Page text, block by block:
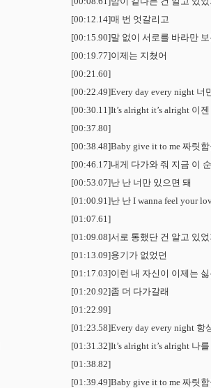
[00:12.14]매 번 엇갈리고
[00:15.90]말 없이 서로를 바라만
[00:19.77]이제는 지쳤어
[00:21.60]
[00:22.49]Every day every night 너
[00:30.11]It’s alright it’s alright 이
[00:37.80]
[00:38.48]Baby give it to me 짜릿
[00:46.17]내게 다가와 줘 지금 이
[00:53.07]난 난 너만 있으면 돼
[01:00.91]난 난 I wanna feel your
[01:07.61]
[01:09.08]서로 통했단 건 알고 있
[01:13.09]용기가 없었던
[01:17.03]이런 내 자신이 이제는 싫
[01:20.92]좀 더 다가갈래
[01:22.99]
[01:23.58]Every day every night 항
[01:31.32]It’s alright it’s alright 나
[01:38.82]
[01:39.49]Baby give it to me 짜릿